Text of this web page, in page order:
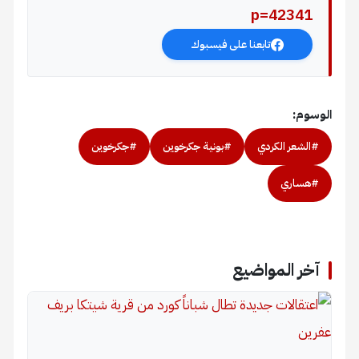
p=42341
تابعنا على فيسبوك
الوسوم:
#الشعر الكردي #بونية جكرخوين #جكرخوين
#هساري
آخر المواضيع